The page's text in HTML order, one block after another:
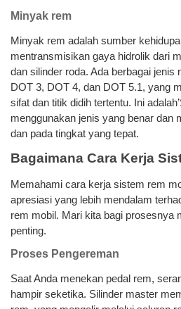
Minyak rem
Minyak rem adalah sumber
mentransmisikan gaya hidrolik dari
dan silinder roda. Ada berbagai jenis
DOT 3, DOT 4, dan DOT 5.1, yang
sifat dan titik didih tertentu. Ini
menggunakan jenis yang benar dan
dan pada tingkat yang tepat.
Bagaimana Cara Kerja
Memahami cara kerja sistem rem
apresiasi yang lebih mendalam
rem mobil. Mari kita bagi prosesnya
penting.
Proses Pengereman
Saat Anda menekan pedal rem,
hampir seketika. Silinder master